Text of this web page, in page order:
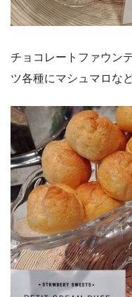
チョコレートファウン
ツ各種にマシュマロな